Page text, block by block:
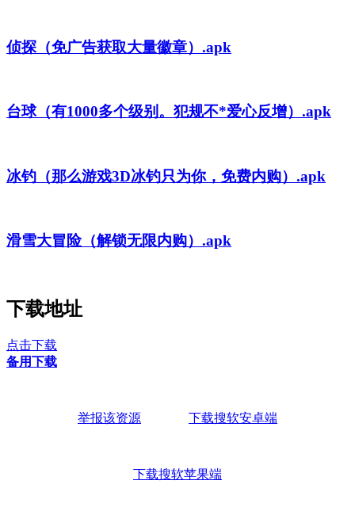
侦探（免广告获取大量徽章）.apk
台球（有1000多个级别。犯规不*爱心反增）.apk
冰钓（那么游戏3D冰钓只为你，免费内购）.apk
滑雪大冒险（解锁无限内购）.apk
下载地址
点击下载
备用下载
举报该资源 下载搜软安卓端
下载搜软苹果端